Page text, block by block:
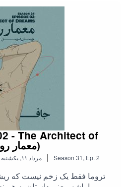
- The Architect of
Dreams (معمار رویاها)
۱۴۰۵ مرداد ۱۱, یکشنبه | Season 31, Ep. 2
تروما فقط یک زخم نیست که